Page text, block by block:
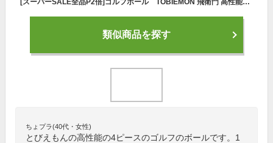
類似商品を探す
ちょプラ(40代・女性)
とびえもんの高性能の4ピースのゴルフのボールです。1